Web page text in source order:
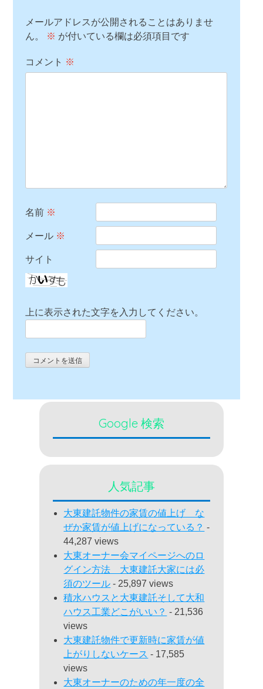
メールアドレスが公開されることはありませ
ん。
※ が付いている欄は必須項目です
コメント ※
名前 ※
メール ※
サイト
上に表示された文字を入力してください。
Google 検索
人気記事
大東建託物件の家賃の値上げ な
ぜか家賃が値上げになっている？ -
44,287 views
大東オーナー会マイページへのロ
グイン方法 大東建託大家には必
須のツール - 25,897 views
積水ハウスと大東建託そして大和
ハウス工業どこがいい？ - 21,536
views
大東建託物件で更新時に家賃が値
上がりしないケース - 17,585
views
大東オーナーのための年一度の全